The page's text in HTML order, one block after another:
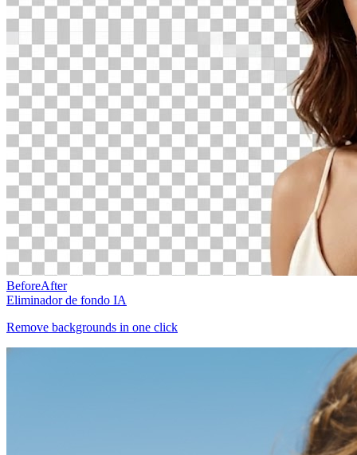
BeforeAfter
Eliminador de fondo IA
Remove backgrounds in one click